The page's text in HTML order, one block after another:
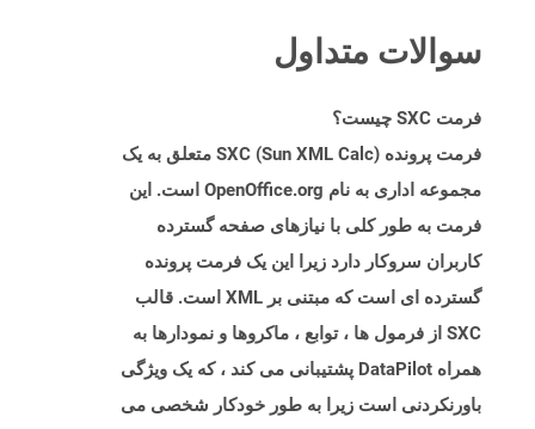
سوالات متداول
فرمت SXC چیست؟
فرمت پرونده SXC (Sun XML Calc) متعلق به یک
مجموعه اداری به نام OpenOffice.org است. این
فرمت به طور کلی با نیازهای صفحه گسترده
کاربران سروکار دارد زیرا این یک فرمت پرونده
گسترده ای است که مبتنی بر XML است. قالب
SXC از فرمول ها ، توابع ، ماکروها و نمودارها به
همراه DataPilot پشتیبانی می کند ، که یک ویژگی
باورنکردنی است زیرا به طور خودکار شخصی می